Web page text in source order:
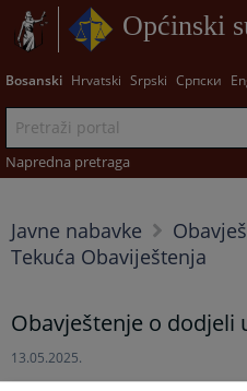
Općinski
Bosanski Hrvatski Srpski Српски
Napredna pretraga
Javne nabavke
Tekuća Obaviještenja
Obavještenje o dodjeli
13.05.2025.